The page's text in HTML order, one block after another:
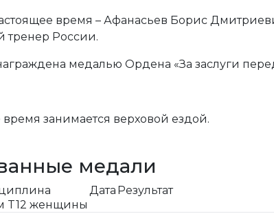
время – Афанасьев Борис
тренер России.
медалью Ордена «За заслуги
занимается верховой ездой.
медали
Дата Результат
T12 женщины